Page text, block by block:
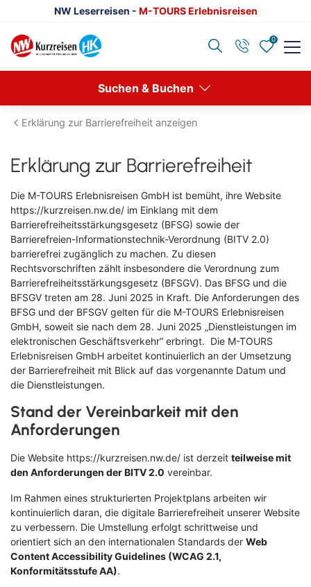
NW Leserreisen - M-TOURS Erlebnisreisen
0
Suchen & Buchen
Reisethemen anzeigen
Advents- & Silvesterreisen
Eventreisen
Klassische Konzerte
Konzertreisen
Kulturreisen
Nord- & Ostsee
Städtereisen
Erklärung zur Barrierefreiheit anzeigen
Erklärung zur Barrierefreiheit
Die M-TOURS Erlebnisreisen GmbH ist bemüht, ihre Website
https://kurzreisen.nw.de/ im Einklang mit dem
Barrierefreiheitsstärkungsgesetz (BFSG) sowie der
Barrierefreien-Informationstechnik-Verordnung (BITV 2.0)
barrierefrei zugänglich zu machen. Zu diesen
Rechtsvorschriften zählt insbesondere die Verordnung zum
Barrierefreiheitsstärkungsgesetz (BFSGV). Das BFSG und die
BFSGV treten am 28. Juni 2025 in Kraft. Die Anforderungen des
BFSG und der BFSGV gelten für die M-TOURS Erlebnisreisen
GmbH, soweit sie nach dem 28. Juni 2025 „Dienstleistungen im
elektronischen Geschäftsverkehr“ erbringt. Die M-TOURS
Erlebnisreisen GmbH arbeitet kontinuierlich an der Umsetzung
der Barrierefreiheit mit Blick auf das vorgenannte Datum und
die Dienstleistungen.
Stand der Vereinbarkeit mit den
Anforderungen
Die Website https://kurzreisen.nw.de/ ist derzeit teilweise mit
den Anforderungen der BITV 2.0 vereinbar.
Im Rahmen eines strukturierten Projektplans arbeiten wir
kontinuierlich daran, die digitale Barrierefreiheit unserer Website
zu verbessern. Die Umstellung erfolgt schrittweise und
orientiert sich an den internationalen Standards der Web
Content Accessibility Guidelines (WCAG 2.1,
Konformitätsstufe AA).